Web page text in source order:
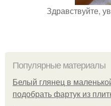
Здравствуйте,
Популярные материалы
Белый глянец в
подобрать фартук из